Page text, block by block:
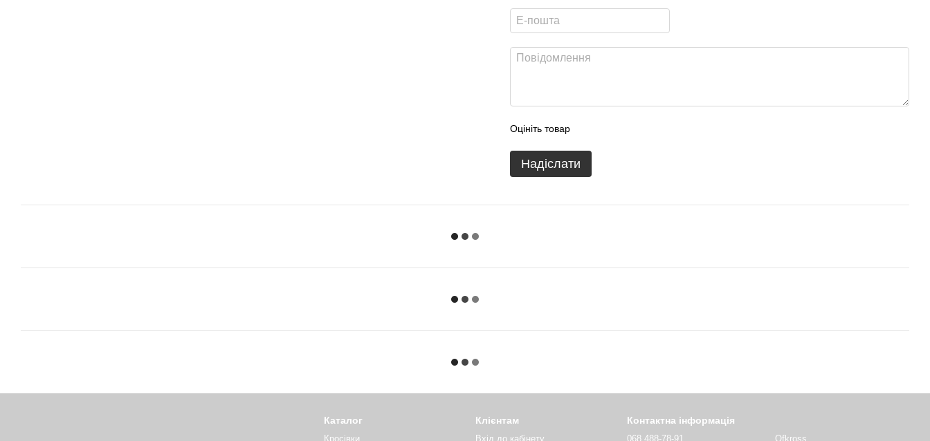
Оцініть товар
Надіслати
Каталог
Кросівки
Клієнтам
Вхід до кабінету
Контактна інформація
068 488-78-91 Ofkross